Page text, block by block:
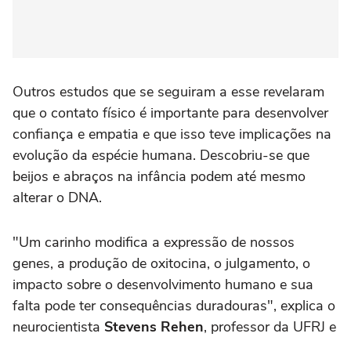
Outros estudos que se seguiram a esse revelaram
que o contato físico é importante para desenvolver
confiança e empatia e que isso teve implicações na
evolução da espécie humana. Descobriu-se que
beijos e abraços na infância podem até mesmo
alterar o DNA.
"Um carinho modifica a expressão de nossos
genes, a produção de oxitocina, o julgamento, o
impacto sobre o desenvolvimento humano e sua
falta pode ter consequências duradouras", explica o
neurocientista Stevens Rehen, professor da UFRJ e